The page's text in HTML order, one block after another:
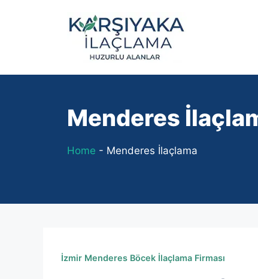
Menderes
Home - Menderes İlaçlama
İzmir Menderes Böcek İlaçlama Firması